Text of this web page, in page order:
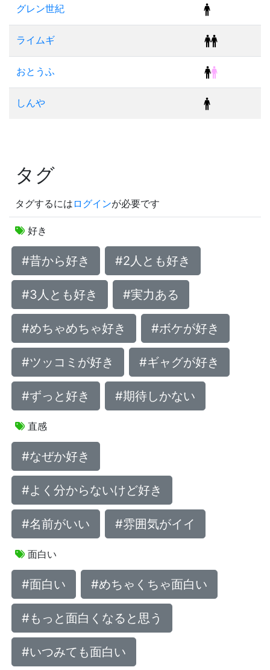
グレン世紀
ライムギ
おとうふ
しんや
タグ
タグするには ログインが必要です
好き
#昔から好き #2人とも好き
#3人とも好き #実力ある
#めちゃめちゃ好き #ボケが好き
#ツッコミが好き #ギャグが好き
#ずっと好き #期待しかない
直感
#なぜか好き
#よく分からないけど好き
#名前がいい #雰囲気がイイ
面白い
#面白い #めちゃくちゃ面白い
#もっと面白くなると思う
#いつみても面白い